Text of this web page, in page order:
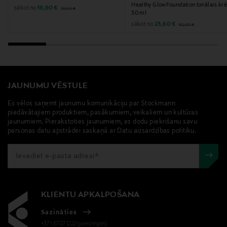
sākot no Discounted Price
19,90 € Original Price
51,00 €
Healthy GlowFoundation tonālais
30 ml
sākot no Discounted Price
23,60 € Original Price
62,00 €
JAUNUMU VĒSTULE
Es vēlos saņemt jaunumu komunikāciju par Stockmann
piedāvātajiem produktiem, pasākumiem, veikaliem un kultūras
jaunumiem. Pierakstoties jaunumiem, es dodu piekrišanu savu
personas datu apstrādei saskaņā ar Datu aizsardzības politiku.
KLIENTU APKALPOŠANA
Sazināties
+371 67071222(pvm/mpm)